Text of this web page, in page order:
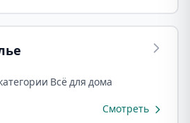
Всё для дома
Смотреть